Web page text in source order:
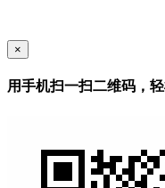
×
用手机扫一扫二维码，